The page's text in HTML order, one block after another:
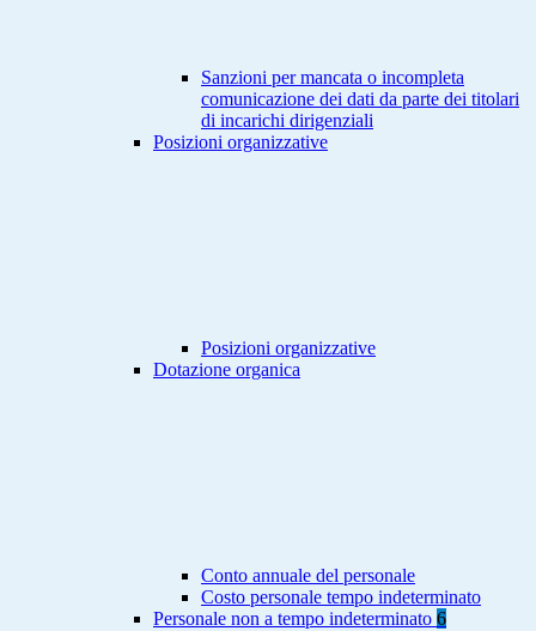
Sanzioni per mancata o incompleta
comunicazione dei dati da parte dei titolari
di incarichi dirigenziali
Posizioni organizzative
Posizioni organizzative
Dotazione organica
Conto annuale del personale
Costo personale tempo indeterminato
Personale non a tempo indeterminato 6